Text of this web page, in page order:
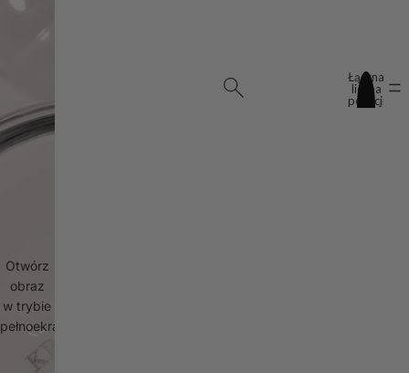
Łączna
liczba
pozycji
w
Otwórz
obraz
w trybie
pełnoekranowym